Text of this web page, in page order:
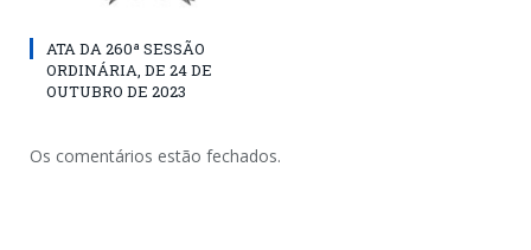
ATA DA 260ª SESSÃO
ORDINÁRIA, DE 24 DE
OUTUBRO DE 2023
Os comentários estão fechados.